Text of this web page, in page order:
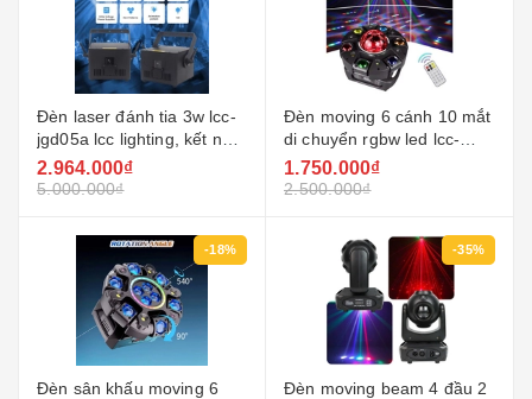
Đèn laser đánh tia 3w lcc-
jgd05a lcc lighting, kết nối
qua app trên điện thoại
2.964.000₫
5.000.000₫
Đèn moving 6 cánh 10 mắt
di chuyển rgbw led lcc-
m610 di chuyển đầu ánh
sáng với dmx512
1.750.000₫
2.500.000₫
-18%
Đèn sân khấu moving 6
-35%
Đèn moving beam 4 đầu 2